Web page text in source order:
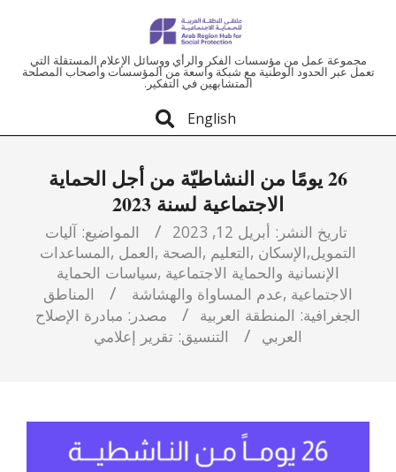
ملتقى
العربية
للحماية
الاجتماعية
مجموعة عمل من مؤسسات الفكر والرأي ووسائل الإعلام المستقلة التي
تعمل عبر الحدود الوطنية مع شبكة واسعة من المؤسسات وأصحاب المصلحة
المتشابهين في التفكير.
English
26 يومًا من النشاطيّة من أجل الحماية
الاجتماعية لسنة 2023
تاريخ النشر: أبريل 12, 2023 المواضيع: آليات
التمويل,الإسكان ,التعليم ,الصحة ,العمل ,المساعدات
اﻹنسانية والحماية الاجتماعية ,سياسات الحماية
الاجتماعية ,عدم المساواة والهشاشة
المناطق
الجغرافية: المنطقة العربية مصدر: مبادرة الإصلاح
العربي
التنسيق: تقرير إعلامي